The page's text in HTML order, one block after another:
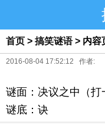
首页 > 搞笑谜语> 内容
2016-08-04 17:52:12 作者:
谜面：决议之中（打
谜底：诀